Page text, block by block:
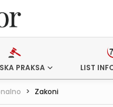
PRAKSA LIST
> Zakoni